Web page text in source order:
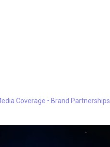
Coverage • Brand Partnerships